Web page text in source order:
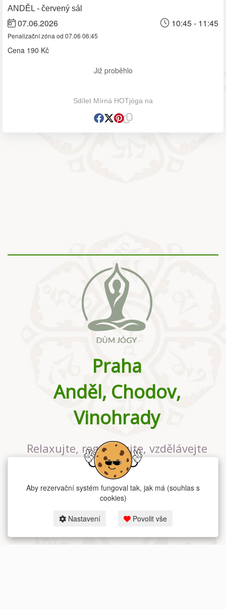
ANDĚL - červený sál
07.06.2026 10:45 - 11:45
Penalizační zóna od 07.06 06:45
Cena 190 Kč
Již proběhlo
Sdílet Mírná HOTjóga na
Praha
Anděl, Chodov,
Vinohrady
Relaxujte, regenerujte, vzdělávejte
se v největším jógovém studiu v
Praze
Aby rezervační systém fungoval tak, jak má (souhlas s
cookies)
Nastavení Povolit vše